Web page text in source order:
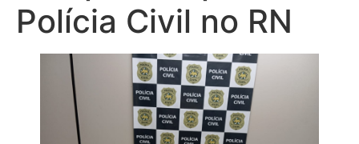
Polícia Civil no RN